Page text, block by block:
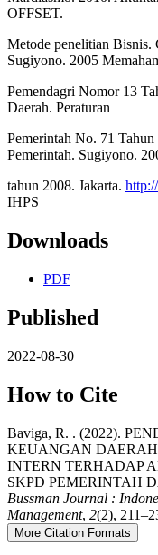
OFFSET.
Metode penelitian Bisnis.
Sugiyono. 2005
Pemendagri Nomor 13
Daerah. Peraturan
Pemerintah No. 71
Pemerintah. Sugiyono.
tahun 2008. Jakarta.
IHPS
Downloads
PDF
Published
2022-08-30
How to Cite
Baviga, R. . (2022).
KEUANGAN
INTERN TERHADAP
SKPD PEMERINTAH
Bussman Journal :
Management, 2(2),
More Citation Formats